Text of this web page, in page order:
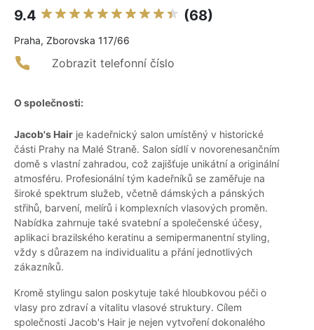
9.4 (68)
Praha, Zborovska 117/66
Zobrazit telefonní číslo
O společnosti:
Jacob's Hair je kadeřnický salon umístěný v historické
části Prahy na Malé Straně. Salon sídlí v novorenesančním
domě s vlastní zahradou, což zajišťuje unikátní a originální
atmosféru. Profesionální tým kadeřníků se zaměřuje na
široké spektrum služeb, včetně dámských a pánských
střihů, barvení, melírů i komplexních vlasových proměn.
Nabídka zahrnuje také svatební a společenské účesy,
aplikaci brazilského keratinu a semipermanentní styling,
vždy s důrazem na individualitu a přání jednotlivých
zákazníků.
Kromě stylingu salon poskytuje také hloubkovou péči o
vlasy pro zdraví a vitalitu vlasové struktury. Cílem
společnosti Jacob's Hair je nejen vytvoření dokonalého